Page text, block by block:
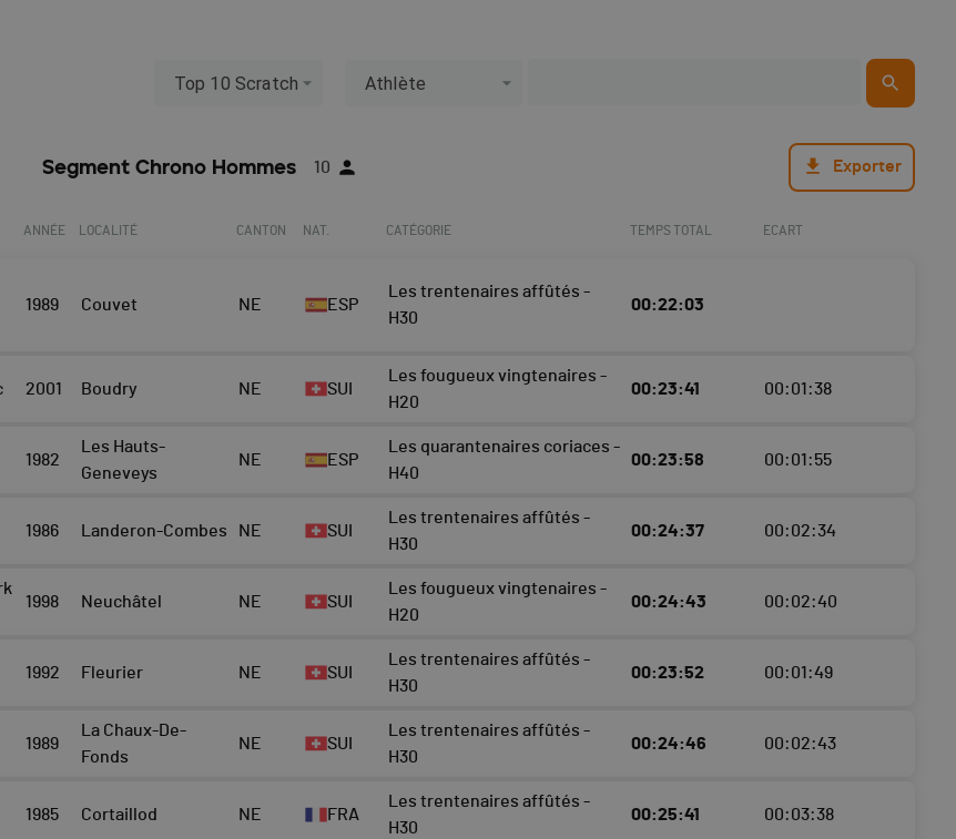
Top 10 Scratch Athlète
Segment Chrono Hommes 10 Exporter
ANNÉE LOCALITÉ CANTON NAT. CATÉGORIE TEMPS TOTAL ECART
1989 Couvet NE ESP
Les trentenaires affûtés -
H30
00:22:03
2001 Boudry NE SUI
Les fougueux vingtenaires -
H20
00:23:41 00:01:38
1982
Les Hauts-
Geneveys
NE ESP
Les quarantenaires coriaces -
H40
00:23:58 00:01:55
1986 Landeron-Combes NE SUI
Les trentenaires affûtés -
H30
00:24:37 00:02:34
1998 Neuchâtel NE SUI
Les fougueux vingtenaires -
H20
00:24:43 00:02:40
1992 Fleurier NE SUI
Les trentenaires affûtés -
H30
00:23:52 00:01:49
1989
La Chaux-De-
Fonds
NE SUI
Les trentenaires affûtés -
H30
00:24:46 00:02:43
1985 Cortaillod NE FRA
Les trentenaires affûtés -
H30
00:25:41 00:03:38